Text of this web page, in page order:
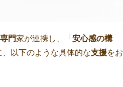
専門家が連携し、「 安心感の構
、以下のような具体的な支援をお